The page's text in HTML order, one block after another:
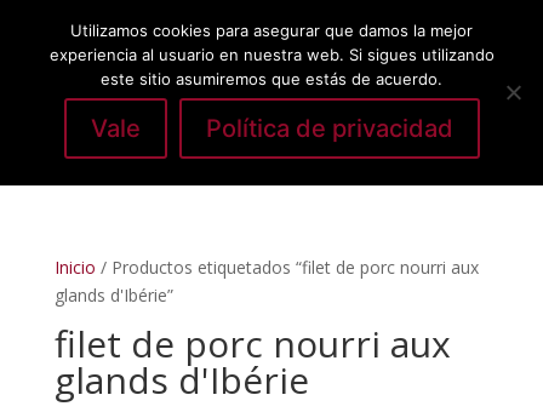
Seleccionar página
Inicio / Productos etiquetados “filet de porc nourri aux
glands d'Ibérie”
filet de porc nourri aux
glands d'Ibérie
Utilizamos cookies para asegurar que damos la mejor
experiencia al usuario en nuestra web. Si sigues utilizando
este sitio asumiremos que estás de acuerdo.
Vale Política de privacidad